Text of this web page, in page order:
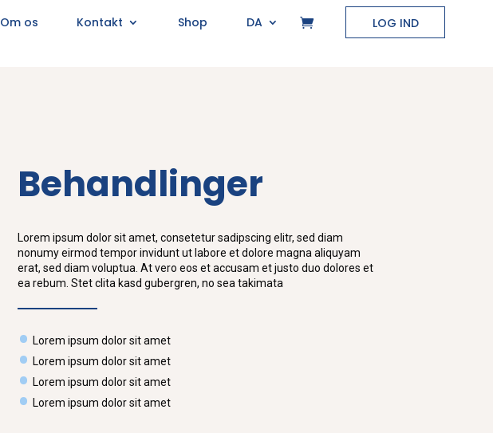
Om os Kontakt Shop DA LOG IND
Behandlinger
Lorem ipsum dolor sit amet, consetetur sadipscing elitr, sed diam
nonumy eirmod tempor invidunt ut labore et dolore magna aliquyam
erat, sed diam voluptua. At vero eos et accusam et justo duo dolores et
ea rebum. Stet clita kasd gubergren, no sea takimata
Lorem ipsum dolor sit amet
Lorem ipsum dolor sit amet
Lorem ipsum dolor sit amet
Lorem ipsum dolor sit amet